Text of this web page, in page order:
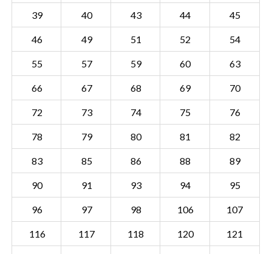
39 40 43 44 45
46 49 51 52 54
55 57 59 60 63
66 67 68 69 70
72 73 74 75 76
78 79 80 81 82
83 85 86 88 89
90 91 93 94 95
96 97 98 106 107
116 117 118 120 121
Sectie ASN00 V
Gemeente Assen
Details